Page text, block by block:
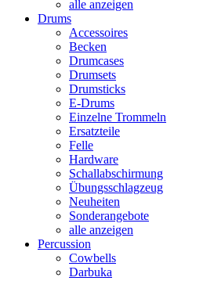
alle anzeigen
Drums
Accessoires
Becken
Drumcases
Drumsets
Drumsticks
E-Drums
Einzelne Trommeln
Ersatzteile
Felle
Hardware
Schallabschirmung
Übungsschlagzeug
Neuheiten
Sonderangebote
alle anzeigen
Percussion
Cowbells
Darbuka